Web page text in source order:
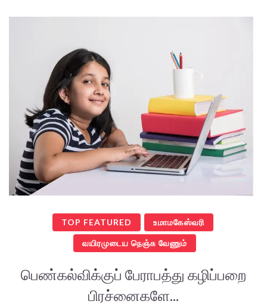
TOP FEATURED உமாமகேஸ்வரி
வயிரமுடைய நெஞ்சு வேணும்
பெண்கல்விக்குப் பேராபத்து கழிப்பறை
பிரச்னைகளே...